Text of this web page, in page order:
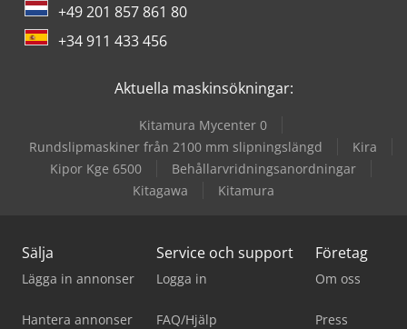
+49 201 857 861 80
+34 911 433 456
Aktuella maskinsökningar:
Kitamura Mycenter 0
Rundslipmaskiner från 2100 mm slipningslängd
Kira
Kipor Kge 6500
Behållarvridningsanordningar
Kitagawa
Kitamura
Sälja
Lägga in annonser
Hantera annonser
Service och support
Logga in
FAQ/Hjälp
Företag
Om oss
Press